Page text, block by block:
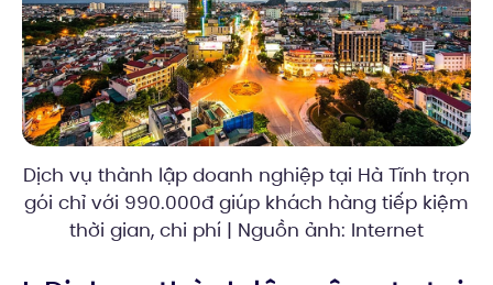
Dịch vụ thành lập doanh nghiệp tại Hà Tĩnh trọn
gói chỉ với 990.000đ giúp khách hàng tiếp kiệm
thời gian, chi phí | Nguồn ảnh: Internet